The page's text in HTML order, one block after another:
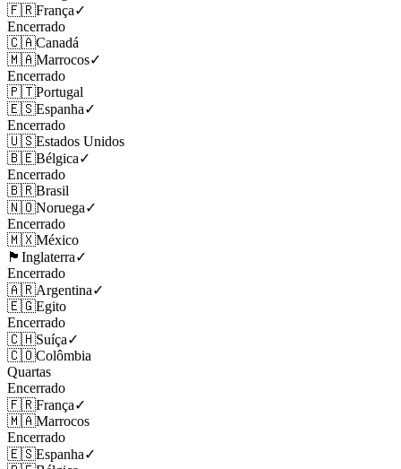
🇫🇷França✓
Encerrado
🇨🇦Canadá
🇲🇦Marrocos✓
Encerrado
🇵🇹Portugal
🇪🇸Espanha✓
Encerrado
🇺🇸Estados Unidos
🇧🇪Bélgica✓
Encerrado
🇧🇷Brasil
🇳🇴Noruega✓
Encerrado
🇲🇽México
🏴󠁧󠁢󠁥󠁮󠁧󠁿 Inglaterra✓
Encerrado
🇦🇷Argentina✓
🇪🇬Egito
Encerrado
🇨🇭Suíça✓
🇨🇴Colômbia
Quartas
Encerrado
🇫🇷França✓
🇲🇦Marrocos
Encerrado
🇪🇸Espanha✓